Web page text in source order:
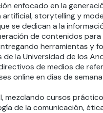
enfocado en la
storytelling y
se dedican a la
de contenidos
herramientas y
la Universidad de los
de medios de
online en días de
mezclando cursos
de la comunicación,